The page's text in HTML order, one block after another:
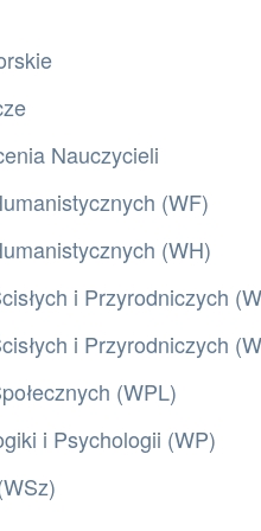
Nauczycieli
(WF)
(WH)
i Przyrodniczych
i Przyrodniczych
(WPL)
i Psychologii (WP)